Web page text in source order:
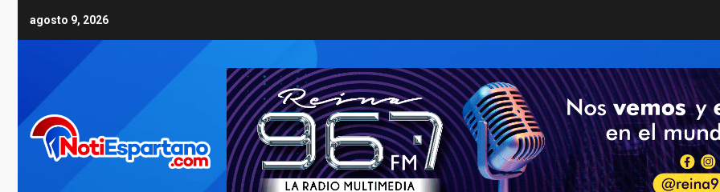
agosto 9, 2026